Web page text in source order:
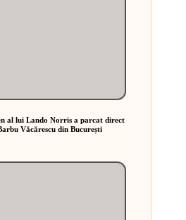
al lui Lando Norris a parcat direct
Văcărescu din București